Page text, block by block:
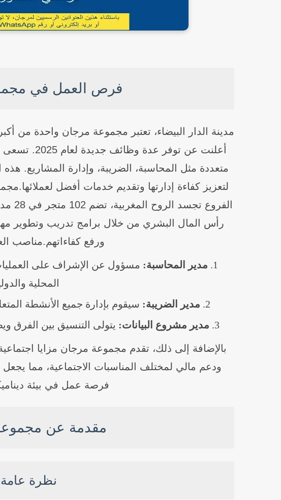
فرص العمل في
مدينة الدار البيضاء، تعتبر مجموعة مرجان واحدة من
أعلنت عن
متعددة مثل المحاسبة، الضريبة، وإدارة المشاريع.
لتعزيز كفاءة إدارتها وتقديم خدمات أفضل
رأس المال البشري من خلال برامج تدريب وتطوير
ورفع كفاءاتهم.مناصب
مدير المحاسبة: مسؤول عن الإشراف على العمليات
المحلية
مدير الضريبة: سيقوم بإدارة جميع الأنشطة
مدير مشروع البيانات: يتولى التنسيق بين الفرق
بالإضافة إلى ذلك، تقدم مجموعة مرجان مزايا
ودعم مالي لمختلف المناسبات الاجتماعية، مما يجعل
فرصة عمل في بيئة
مقدمة عن
نظرة عامة